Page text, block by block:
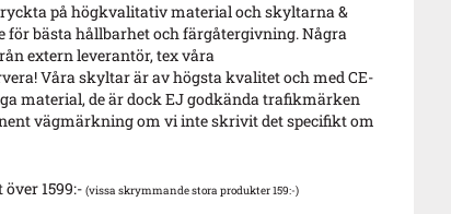
på högkvalitativ material och skyltarna &
för bästa hållbarhet och färgåtergivning. Några
extern leverantör, tex våra
Våra skyltar är av högsta kvalitet och med CE-
material, de är dock EJ godkända trafikmärken
vägmärkning om vi inte skrivit det specifikt om
1599:- (vissa skrymmande stora produkter 159:-)